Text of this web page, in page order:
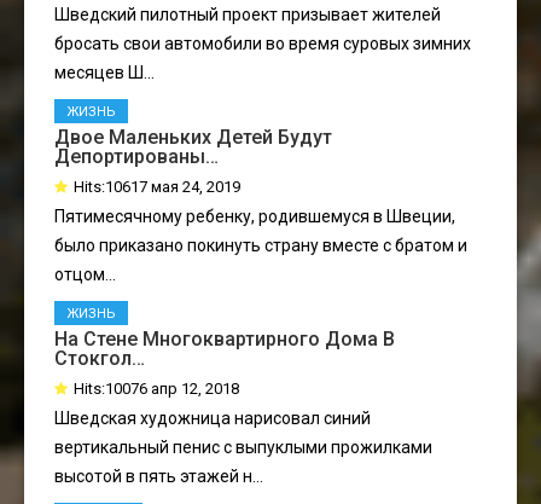
Шведский пилотный проект призывает жителей
бросать свои автомобили во время суровых зимних
месяцев Ш...
Двое Маленьких Детей Будут
Депортированы…
Hits:10617 мая 24, 2019
ЖИЗНЬ
Пятимесячному ребенку, родившемуся в Швеции,
было приказано покинуть страну вместе с братом и
отцом...
На Стене Многоквартирного Дома В
Стокгол…
Hits:10076 апр 12, 2018
ЖИЗНЬ
Шведская художница нарисовал синий
вертикальный пенис с выпуклыми прожилками
высотой в пять этажей н...